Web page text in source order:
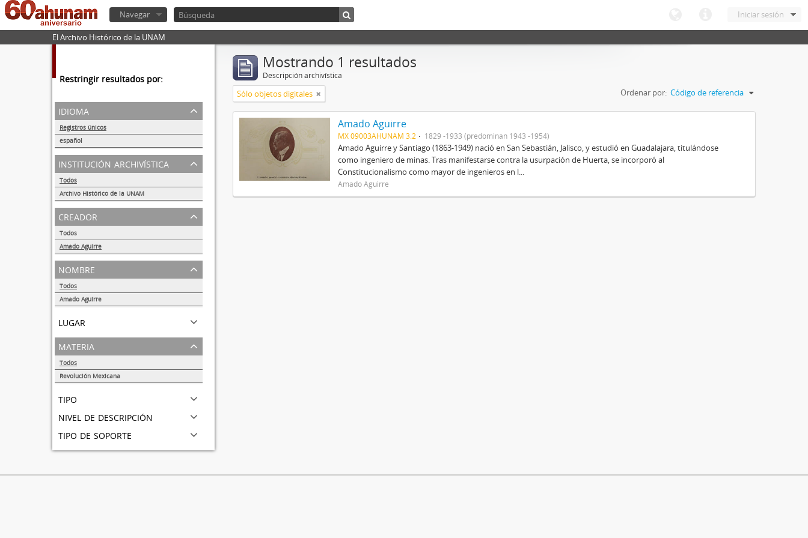
Iniciar sesión
Navegar
El Archivo Histórico de la UNAM
Restringir resultados por:
idioma
Registros únicos
español
1
institución archivística
Todos
Archivo Histórico de la UNAM
1
creador
Todos
Amado Aguirre
1
nombre
Todos
Amado Aguirre
lugar
materia
Todos
Revolución Mexicana
tipo
nivel de descripción
tipo de soporte
Mostrando 1 resultados
Descripción archivística
Sólo objetos digitales Ordenar por: Código de referencia
Amado Aguirre
MX 09003AHUNAM 3.2 1829 -1933 (predominan 1943 -1954)
Amado Aguirre y Santiago (1863-1949) nació en San Sebastián, Jalisco, y estudió en Guadalajara, titulándose
como ingeniero de minas. Tras manifestarse contra la usurpación de Huerta, se incorporó al
Constitucionalismo como mayor de ingenieros en l...
Amado Aguirre